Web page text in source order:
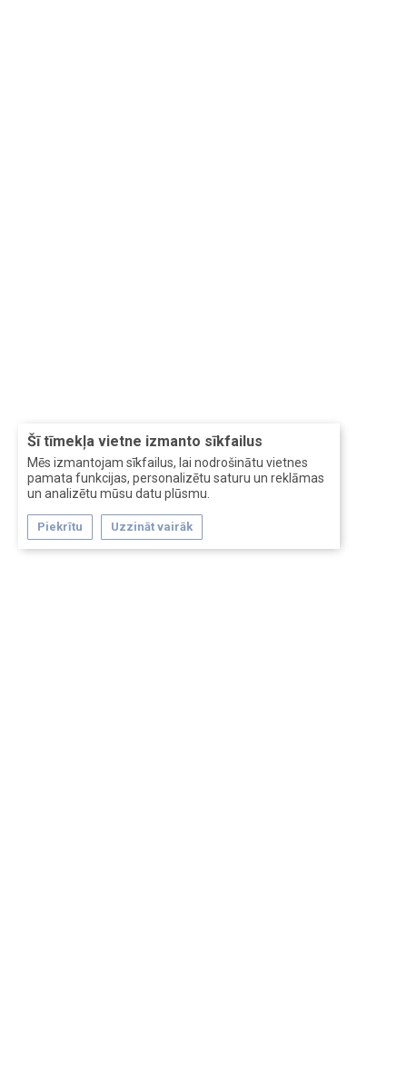
Šī tīmekļa vietne izmanto sīkfailus
Mēs izmantojam sīkfailus, lai nodrošinātu vietnes
pamata funkcijas, personalizētu saturu un reklāmas
un analizētu mūsu datu plūsmu.
Piekrītu Uzzināt vairāk